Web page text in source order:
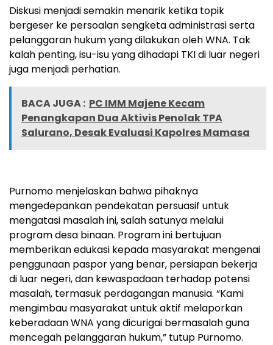
Diskusi menjadi semakin menarik ketika topik
bergeser ke persoalan sengketa administrasi serta
pelanggaran hukum yang dilakukan oleh WNA. Tak
kalah penting, isu-isu yang dihadapi TKI di luar negeri
juga menjadi perhatian.
BACA JUGA : PC IMM Majene Kecam
Penangkapan Dua Aktivis Penolak TPA
Salurano, Desak Evaluasi Kapolres Mamasa
Purnomo menjelaskan bahwa pihaknya
mengedepankan pendekatan persuasif untuk
mengatasi masalah ini, salah satunya melalui
program desa binaan. Program ini bertujuan
memberikan edukasi kepada masyarakat mengenai
penggunaan paspor yang benar, persiapan bekerja
di luar negeri, dan kewaspadaan terhadap potensi
masalah, termasuk perdagangan manusia. “Kami
mengimbau masyarakat untuk aktif melaporkan
keberadaan WNA yang dicurigai bermasalah guna
mencegah pelanggaran hukum,” tutup Purnomo.